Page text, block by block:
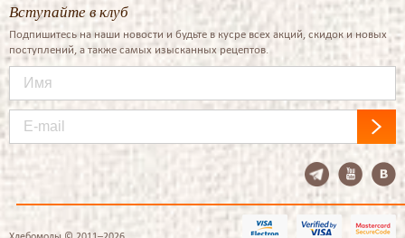
Вступайте в клуб
Подпишитесь на наши новости и будьте в кусре всех акций, скидок и новых
поступлений, а также самых изысканных рецептов.